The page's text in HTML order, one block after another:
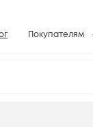
Покупателям